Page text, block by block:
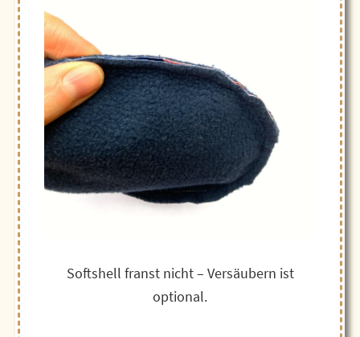
Softshell franst nicht – Versäubern ist
optional.